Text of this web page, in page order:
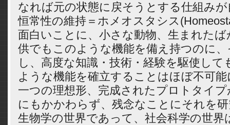
なれば元の状態に戻そうとする仕組み
恒常性の維持＝ホメオスタシス
面白いことに、小さな動物、生まれた
供でもこのような機能を備え持つのに
し、高度な知識・技術・経験を駆使して
ような機能を確立することはほぼ不可
一つの理想形、完成されたプロトタイ
にもかかわらず、残念なことにそれを
生物学の世界であって、社会科学の世